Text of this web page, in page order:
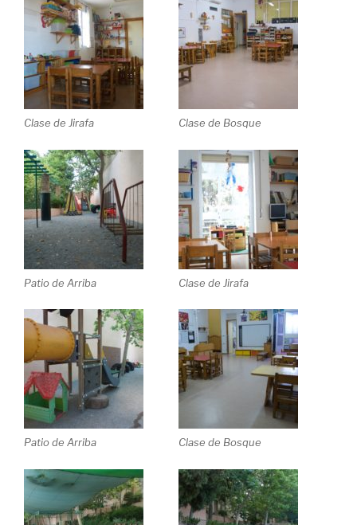
Clase de Jirafa Clase de Bosque
Patio de Arriba Clase de Jirafa
Patio de Arriba Clase de Bosque